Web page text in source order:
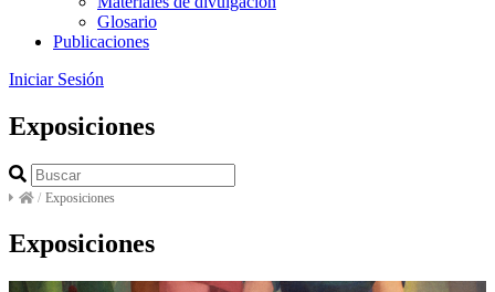
Glosario
Publicaciones
Iniciar Sesión
Exposiciones
/ Exposiciones
Exposiciones